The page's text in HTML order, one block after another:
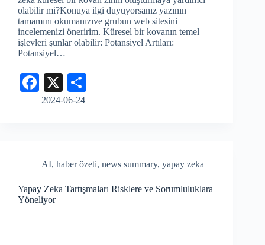
olabilir mi?Konuya ilgi duyuyorsanız yazının
tamamını okumanızıve grubun web sitesini
incelemenizi öneririm. Küresel bir kovanın temel
işlevleri şunlar olabilir: Potansiyel Artıları:
Potansiyel…
Fa
ce
X
2024-06-24
AI, haber özeti, news summary, yapay zeka
Yapay Zeka Tartışmaları Risklere ve Sorumluluklara
Yöneliyor